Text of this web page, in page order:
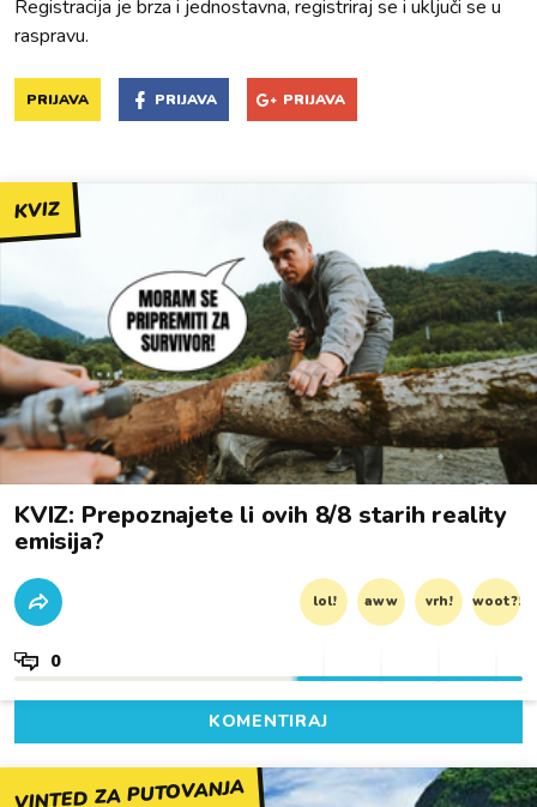
Registracija je brza i jednostavna, registriraj se i uključi se u
raspravu.
PRIJAVA PRIJAVA PRIJAVA
KVIZ
KVIZ: Prepoznajete li ovih 8/8 starih reality
emisija?
lol! aww vrh! woot?!
0
KOMENTIRAJ
VINTED ZA PUTOVANJA